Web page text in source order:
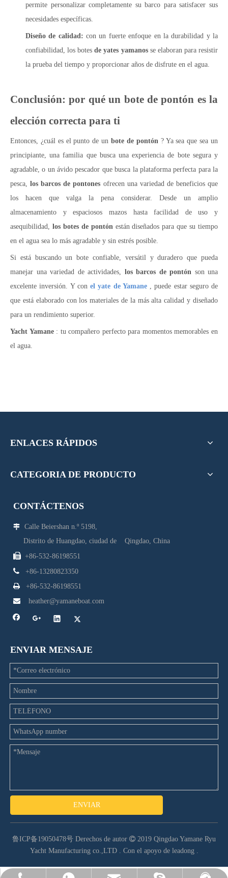
permite personalizar completamente su barco para satisfacer sus
necesidades específicas.
Diseño de calidad:con un fuerte enfoque en la durabilidad y la
confiabilidad, los botesde yates yamanos se elaboran para resistir
la prueba del tiempo y proporcionar años de disfrute en el agua.
Conclusión: por qué un bote de pontón es la
elección correcta para ti
Entonces, ¿cuál es el punto de unbote de pontón ? Ya sea que sea un
principiante, una familia que busca una experiencia de bote segura y
agradable, o un ávido pescador que busca la plataforma perfecta para la
pesca,los barcos de pontones ofrecen una variedad de beneficios que
los hacen que valga la pena considerar. Desde un amplio
almacenamiento y espaciosos mazos hasta facilidad de uso y
asequibilidad, los botes de pontón están diseñados para que su tiempo
en el agua sea lo más agradable y sin estrés posible.
Si está buscando un bote confiable, versátil y duradero que pueda
manejar una variedad de actividades, los barcos de pontón son una
excelente inversión. Y con el yate de Yamane , puede estar seguro de
que está elaborado con los materiales de la más alta calidad y diseñado
para un rendimiento superior.
Yacht Yamane : tu compañero perfecto para momentos memorables en
el agua.
ENLACES RÁPIDOS
CATEGORIA DE PRODUCTO
CONTÁCTENOS
 Calle Beiershan n.º 5198,
Distrito de Huangdao, ciudad de Qingdao, China
 +86-532-86198551

+86-13280823350
 +86-532-86198551
 heather@yamaneboat.com
ENVIAR MENSAJE
ENVIAR
鲁ICP备19050478号 Derechos de autor  2019 Qingdao Yamane Ryu
Yacht Manufacturing co.,LTD . Con el apoyo de leadong.